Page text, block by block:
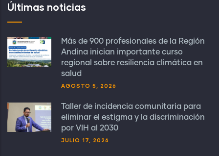
Últimas noticias
Más de 900 profesionales de la Región
Andina inician importante curso
regional sobre resiliencia climática en
salud
AGOSTO 5, 2026
Taller de incidencia comunitaria para
eliminar el estigma y la discriminación
por VIH al 2030
JULIO 17, 2026